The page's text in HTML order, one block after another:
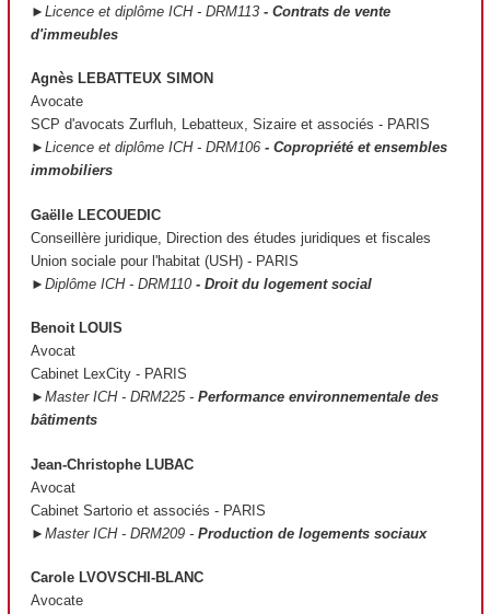
►Licence et diplôme ICH - DRM113 - Contrats de vente
d'immeubles
Agnès LEBATTEUX SIMON
Avocate
SCP d'avocats Zurfluh, Lebatteux, Sizaire et associés - PARIS
►Licence et diplôme ICH - DRM106 - Copropriété et ensembles
immobiliers
Gaëlle LECOUEDIC
Conseillère juridique, Direction des études juridiques et fiscales
Union sociale pour l'habitat (USH) - PARIS
►Diplôme ICH - DRM110 - Droit du logement social
Benoit LOUIS
Avocat
Cabinet LexCity - PARIS
►Master ICH - DRM225 - Performance environnementale des
bâtiments
Jean-Christophe LUBAC
Avocat
Cabinet Sartorio et associés - PARIS
►Master ICH - DRM209 - Production de logements sociaux
Carole LVOVSCHI-BLANC
Avocate